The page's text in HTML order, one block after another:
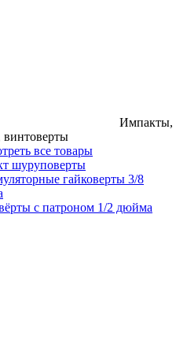
Импакты,
винтоверты
все товары
шуруповерты
гайковерты 3/8
с патроном 1/2 дюйма